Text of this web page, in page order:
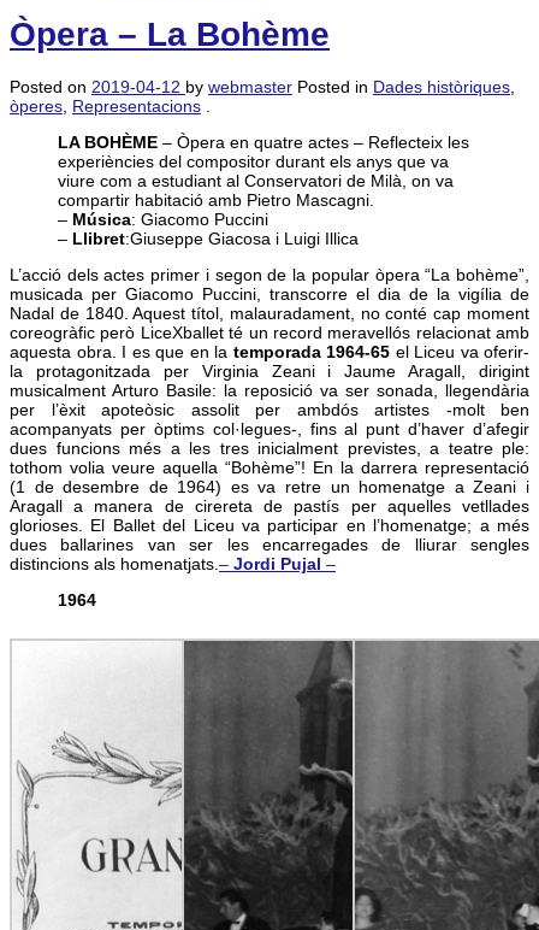
Òpera – La Bohème
Posted on 2019-04-12 by webmaster Posted in Dades històriques
òperes Representacions
LA BOHÈME – Òpera en quatre actes – Reflecteix les
experiències del compositor durant els anys que va
viure com a estudiant al Conservatori de Milà, on va
compartir habitació amb Pietro Mascagni.
– Música: Giacomo Puccini
– Llibret:Giuseppe Giacosa i Luigi Illica
L’acció dels actes primer i segon de la popular òpera “La bohème”,
musicada per Giacomo Puccini, transcorre el dia de la vigília de
Nadal de 1840. Aquest títol, malauradament, no conté cap moment
coreogràfic però LiceXballet té un record meravellós relacionat amb
aquesta obra. I es que en la temporada 1964-65 el Liceu va oferir-
la protagonitzada per Virginia Zeani i Jaume Aragall, dirigint
musicalment Arturo Basile: la reposició va ser sonada, llegendària
per l’èxit apoteòsic assolit per ambdós artistes -molt ben
acompanyats per òptims col·legues-, fins al punt d’haver d’afegir
dues funcions més a les tres inicialment previstes, a teatre ple:
tothom volia veure aquella “Bohème”! En la darrera representació
(1 de desembre de 1964) es va retre un homenatge a Zeani i
Aragall a manera de cirereta de pastís per aquelles vetllades
glorioses. El Ballet del Liceu va participar en l’homenatge; a més
dues ballarines van ser les encarregades de lliurar sengles
distincions als homenatjats. – Jordi Pujal –
1964